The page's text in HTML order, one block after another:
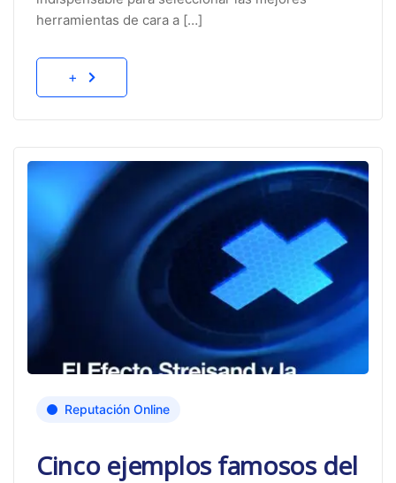
herramientas de cara a […]
+
Reputación Online
Cinco ejemplos famosos del